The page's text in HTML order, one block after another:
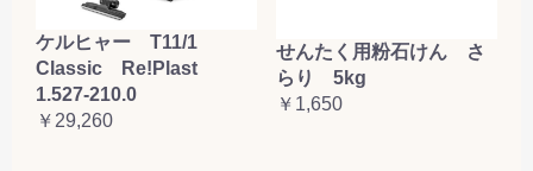
ケルヒャー T11/1
Classic Re!Plast
1.527-210.0
￥29,260
せんたく用粉石けん さ
らり 5kg
￥1,650